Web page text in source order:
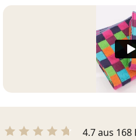
4.7 aus